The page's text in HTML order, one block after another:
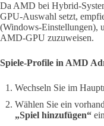
Da AMD bei Hybrid-
GPU-Auswahl setzt,
(Windows-Einstellungen),
AMD-GPU zuzuweisen.
Spiele-Profile in AMD
Wechseln Sie im
Wählen Sie ein
„Spiel hinzufügen“